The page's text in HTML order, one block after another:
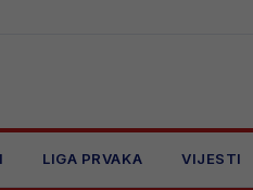
LIGA PRVAKA VIJESTI